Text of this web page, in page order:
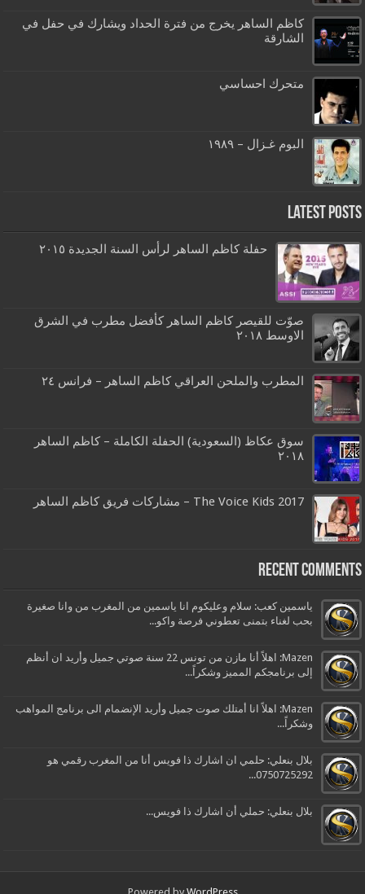
كاظم الساهر يخرج من فترة الحداد ويشارك في حفل في
الشارقة
متحرك احساسي
البوم غـزال – ١٩٨٩
Latest Posts
حفلة كاظم الساهر لرأس السنة الجديدة ٢٠١٥
صوّت للقيصر كاظم الساهر كأفضل مطرب في الشرق
الاوسط ٢٠١٨
المطرب والملحن العراقي كاظم الساهر – فرانس ٢٤
سوق عكاظ (السعودية) الحفلة الكاملة – كاظم الساهر
٢٠١٨
The Voice Kids 2017 – مشاركات فريق كاظم الساهر
Recent Comments
ياسمين كعب: سلام وعليكوم انا ياسمين من المغرب من وانا صغيرة
بحب لغناء بتمنى تعطوني فرصة واكو...
Mazen: اهلاً أنا مازن من تونس 22 سنة صوتي جميل وأريد ان أنظم
إلى برنامجكم المميز وشكراً...
Mazen: اهلاً انا أمتلك صوت جميل وأريد الإنضمام الى برنامج المواهب
وشكراً...
بلال بنعلي: حلمي ان اشارك ذا فويس أنا من المغرب رقمي هو
0750725292...
بلال بنعلي: حملي أن اشارك ذا فويس...